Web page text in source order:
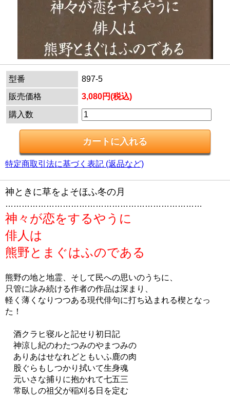
型番
897-5
販売価格
3,080円(税込)
購入数
特定商取引法に基づく表記 (返品など)
神ときに草をよそほふ冬の月
………………………………………………………………
神々が恋をするやうに
俳人は
熊野とまぐはふのである
熊野の地と地霊、そして民への思いのうちに、
只管に詠み続ける作者の作品は深まり、
軽く薄くなりつつある現代俳句に打ち込まれる楔となっ
た！
酒クラヒ寝ルと記せり初日記
神涼し紀のわたつみのやまつみの
ありあはせなれどともいふ鹿の肉
股ぐらもしつかり拭いて生身魂
元いさな捕りに抱かれて七五三
常臥しの祖父が稲刈る日を定む